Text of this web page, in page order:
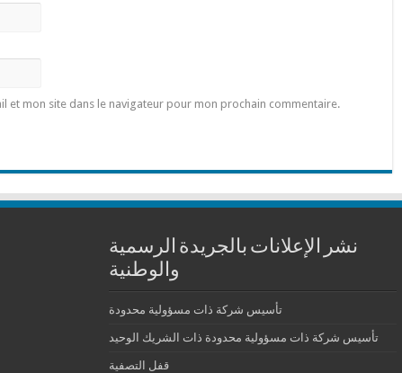
et mon site dans le navigateur pour mon prochain commentaire.
نشر الإعلانات بالجريدة الرسمية
والوطنية
تأسيس شركة ذات مسؤولية محدودة
تأسيس شركة ذات مسؤولية محدودة ذات الشريك الوحيد
قفل التصفية